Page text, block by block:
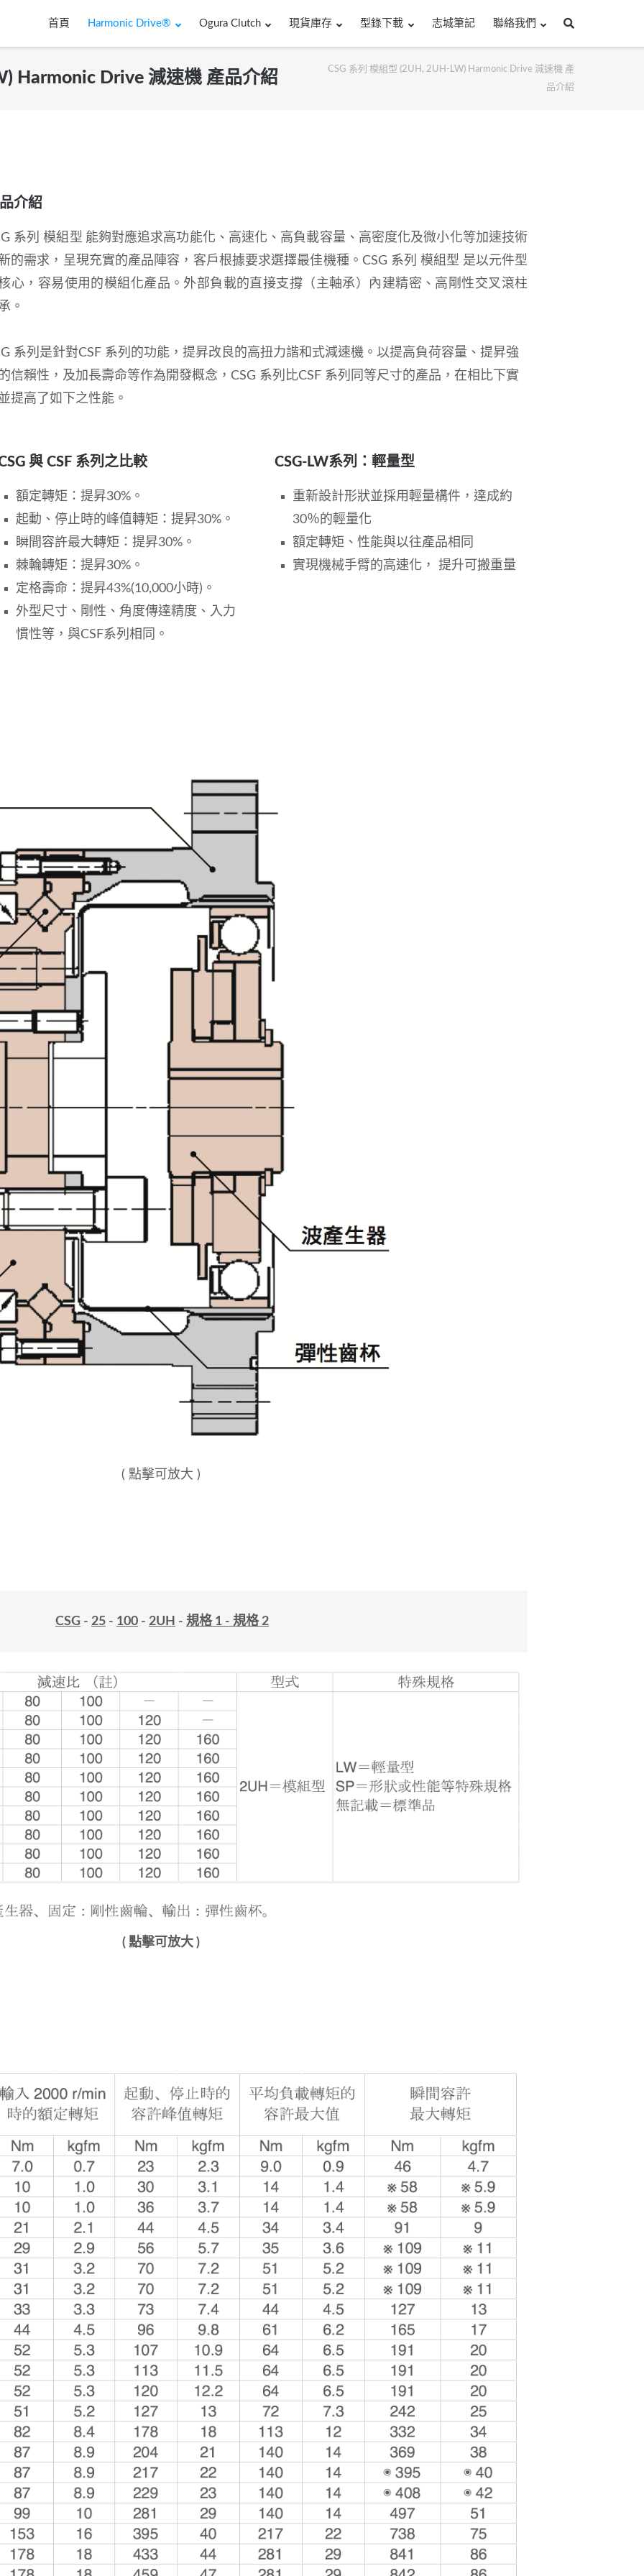
首頁 Harmonic Drive® Ogura Clutch 現貨庫存 型錄下載 志城筆記 聯絡我們
Harmonic Drive 減速機 產品介紹
CSG 系列 模組型 (2UH, 2UH-LW) Harmonic Drive 減速機 產
品介紹
介紹
系列 模組型 能夠對應追求高功能化、高速化、高負載容量、高密度化及微小化等加速技術
的需求，呈現充實的產品陣容，客戶根據要求選擇最佳機種。CSG 系列 模組型 是以元件型
心，容易使用的模組化產品。外部負載的直接支撐（主軸承）內建精密、高剛性交叉滾柱
。
系列是針對CSF 系列的功能，提昇改良的高扭力諧和式減速機。以提高負荷容量、提昇強
信賴性，及加長壽命等作為開發概念，CSG 系列比CSF 系列同等尺寸的產品，在相比下實
提高了如下之性能。
與 CSF 系列之比較
額定轉矩：提昇30%。
起動、停止時的峰值轉矩：提昇30%。
瞬間容許最大轉矩：提昇30%。
棘輪轉矩：提昇30%。
定格壽命：提昇43%(10,000小時)。
外型尺寸、剛性、角度傳達精度、入力
慣性等，與CSF系列相同。
CSG-LW系列：輕量型
重新設計形狀並採用輕量構件，達成約
30％的輕量化
額定轉矩、性能與以往產品相同
實現機械手臂的高速化， 提升可搬重量
( 點擊可放大 )
CSG - 25 - 100 - 2UH - 規格 1 - 規格 2
( 點擊可放大 )